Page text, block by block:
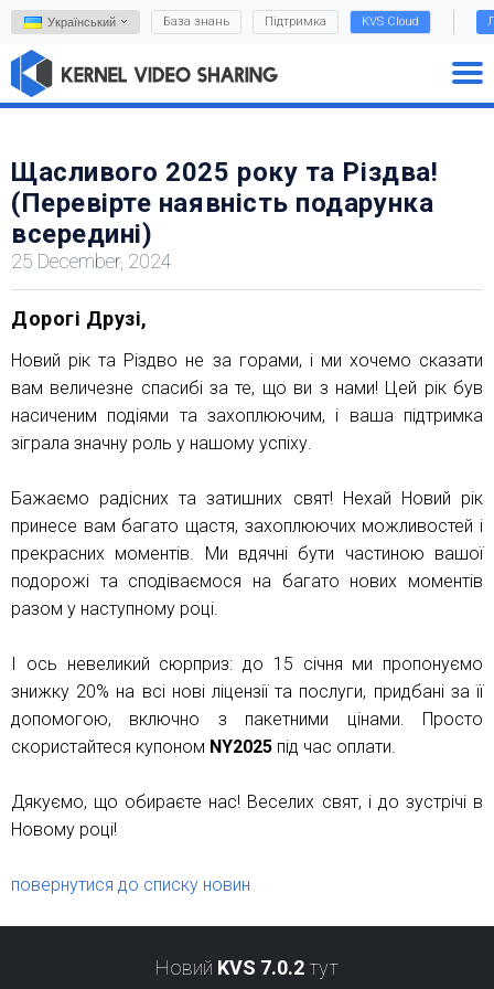
Український База знань Підтримка KVS Cloud
Щасливого 2025 року та Різдва!
(Перевірте наявність подарунка
всередині)
25 December, 2024
Дорогі Друзі,
Новий рік та Різдво не за горами, і ми хочемо сказати
вам величезне спасибі за те, що ви з нами! Цей рік був
насиченим подіями та захоплюючим, і ваша підтримка
зіграла значну роль у нашому успіху.
Бажаємо радісних та затишних свят! Нехай Новий рік
принесе вам багато щастя, захоплюючих можливостей і
прекрасних моментів. Ми вдячні бути частиною вашої
подорожі та сподіваємося на багато нових моментів
разом у наступному році.
І ось невеликий сюрприз: до 15 січня ми пропонуємо
знижку 20% на всі нові ліцензії та послуги, придбані за її
допомогою, включно з пакетними цінами. Просто
скористайтеся купоном NY2025 під час оплати.
Дякуємо, що обираєте нас! Веселих свят, і до зустрічі в
Новому році!
повернутися до списку новин
Новий KVS 7.0.2тут